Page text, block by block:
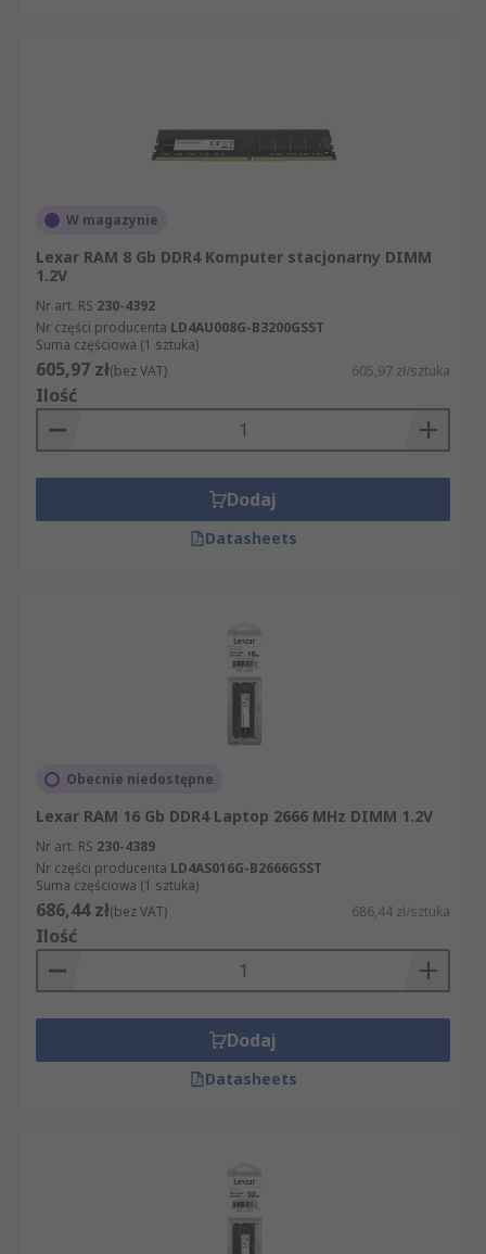
W magazynie
Lexar RAM 8 Gb DDR4 Komputer stacjonarny DIMM
1.2V
Nr art. RS 230-4392
Nr części producenta LD4AU008G-B3200GSST
Suma częściowa (1 sztuka)
605,97 zł(bez VAT) 605,97 zł/sztuka
Ilość
Dodaj
Datasheets
Obecnie niedostępne
Lexar RAM 16 Gb DDR4 Laptop 2666 MHz DIMM 1.2V
Nr art. RS 230-4389
Nr części producenta LD4AS016G-B2666GSST
Suma częściowa (1 sztuka)
686,44 zł(bez VAT) 686,44 zł/sztuka
Ilość
Dodaj
Datasheets